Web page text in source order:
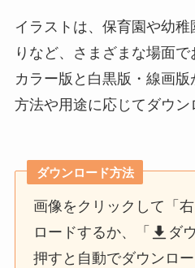
イラストは、保育園や幼
りなど、さまざまな場面で
カラー版と白黒版・線画
方法や用途に応じてダウン
ダウンロード方法
画像をクリックして「
ロードするか、「
ダ
押すと自動でダウンロ